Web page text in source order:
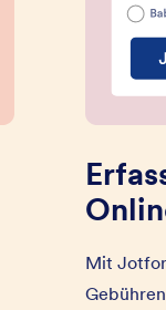
Mit